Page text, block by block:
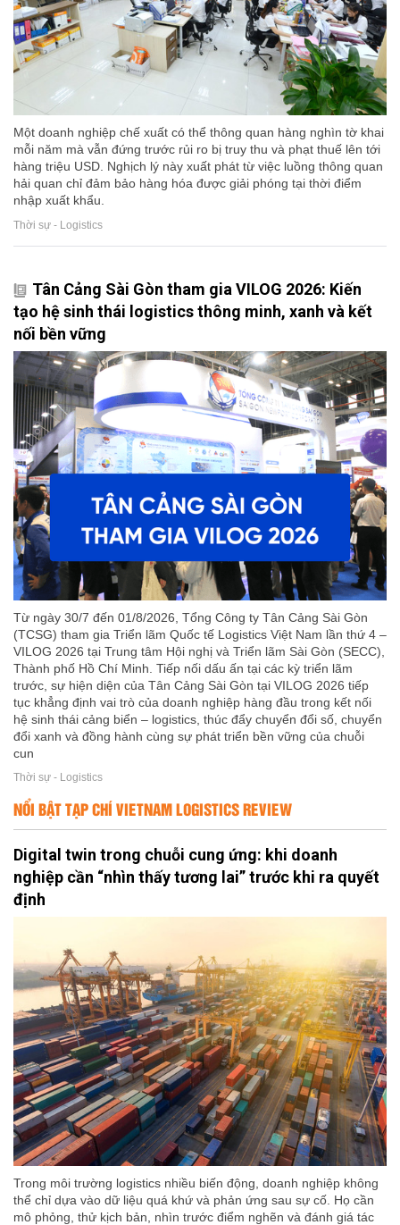
Một doanh nghiệp chế xuất có thể thông quan hàng nghìn tờ khai
mỗi năm mà vẫn đứng trước rủi ro bị truy thu và phạt thuế lên tới
hàng triệu USD. Nghịch lý này xuất phát từ việc luồng thông quan
hải quan chỉ đảm bảo hàng hóa được giải phóng tại thời điểm
nhập xuất khẩu.
Thời sự - Logistics
Tân Cảng Sài Gòn tham gia VILOG 2026: Kiến
tạo hệ sinh thái logistics thông minh, xanh và kết
nối bền vững
Từ ngày 30/7 đến 01/8/2026, Tổng Công ty Tân Cảng Sài Gòn
(TCSG) tham gia Triển lãm Quốc tế Logistics Việt Nam lần thứ 4 –
VILOG 2026 tại Trung tâm Hội nghị và Triển lãm Sài Gòn (SECC),
Thành phố Hồ Chí Minh. Tiếp nối dấu ấn tại các kỳ triển lãm
trước, sự hiện diện của Tân Cảng Sài Gòn tại VILOG 2026 tiếp
tục khẳng định vai trò của doanh nghiệp hàng đầu trong kết nối
hệ sinh thái cảng biển – logistics, thúc đẩy chuyển đổi số, chuyển
đổi xanh và đồng hành cùng sự phát triển bền vững của chuỗi
cun
Thời sự - Logistics
NỔI BẬT TẠP CHÍ VIETNAM LOGISTICS REVIEW
Digital twin trong chuỗi cung ứng: khi doanh
nghiệp cần “nhìn thấy tương lai” trước khi ra quyết
định
Trong môi trường logistics nhiều biến động, doanh nghiệp không
thể chỉ dựa vào dữ liệu quá khứ và phản ứng sau sự cố. Họ cần
mô phỏng, thử kịch bản, nhìn trước điểm nghẽn và đánh giá tác